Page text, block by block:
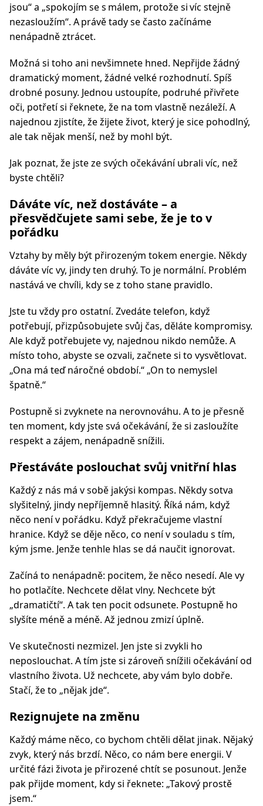
jsou“ a „spokojím se s málem, protože si víc stejně
nezasloužím“. A právě tady se často začínáme
nenápadně ztrácet.
Možná si toho ani nevšimnete hned. Nepřijde žádný
dramatický moment, žádné velké rozhodnutí. Spíš
drobné posuny. Jednou ustoupíte, podruhé přivřete
oči, potřetí si řeknete, že na tom vlastně nezáleží. A
najednou zjistíte, že žijete život, který je sice pohodlný,
ale tak nějak menší, než by mohl být.
Jak poznat, že jste ze svých očekávání ubrali víc, než
byste chtěli?
Dáváte víc, než dostáváte – a
přesvědčujete sami sebe, že je to v
pořádku
Vztahy by měly být přirozeným tokem energie. Někdy
dáváte víc vy, jindy ten druhý. To je normální. Problém
nastává ve chvíli, kdy se z toho stane pravidlo.
Jste tu vždy pro ostatní. Zvedáte telefon, když
potřebují, přizpůsobujete svůj čas, děláte kompromisy.
Ale když potřebujete vy, najednou nikdo nemůže. A
místo toho, abyste se ozvali, začnete si to vysvětlovat.
„Ona má teď náročné období.“ „On to nemyslel
špatně.“
Postupně si zvyknete na nerovnováhu. A to je přesně
ten moment, kdy jste svá očekávání, že si zasloužíte
respekt a zájem, nenápadně snížili.
Přestáváte poslouchat svůj vnitřní hlas
Každý z nás má v sobě jakýsi kompas. Někdy sotva
slyšitelný, jindy nepříjemně hlasitý. Říká nám, když
něco není v pořádku. Když překračujeme vlastní
hranice. Když se děje něco, co není v souladu s tím,
kým jsme. Jenže tenhle hlas se dá naučit ignorovat.
Začíná to nenápadně: pocitem, že něco nesedí. Ale vy
ho potlačíte. Nechcete dělat vlny. Nechcete být
„dramatičtí“. A tak ten pocit odsunete. Postupně ho
slyšíte méně a méně. Až jednou zmizí úplně.
Ve skutečnosti nezmizel. Jen jste si zvykli ho
neposlouchat. A tím jste si zároveň snížili očekávání od
vlastního života. Už nechcete, aby vám bylo dobře.
Stačí, že to „nějak jde“.
Rezignujete na změnu
Každý máme něco, co bychom chtěli dělat jinak. Nějaký
zvyk, který nás brzdí. Něco, co nám bere energii. V
určité fázi života je přirozené chtít se posunout. Jenže
pak přijde moment, kdy si řeknete: „Takový prostě
jsem.“